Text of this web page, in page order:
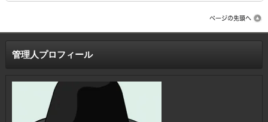
管理人プロフィール